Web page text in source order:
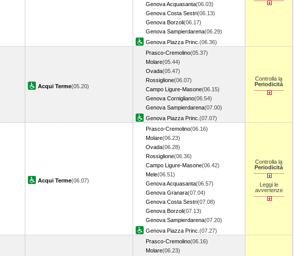
Genova Acquasanta(06.03)
Genova Costa Sestri(06.13)
Genova Borzoli(06.17)
Genova Sampierdarena(06.29)
Genova Piazza Princ. (06.36)
Acqui Terme(05.20)
Prasco-Cremolino(05.37)
Molare(05.44)
Ovada(05.47)
Rossiglione(06.07)
Campo Ligure-Masone(06.15)
Genova Cornigliano(06.54)
Genova Sampierdarena(07.00)
Genova Piazza Princ. (07.07)
Controlla la
Periodicità
Acqui Terme(06.07)
Prasco-Cremolino(06.16)
Molare(06.23)
Ovada(06.28)
Rossiglione(06.36)
Campo Ligure-Masone(06.42)
Mele(06.51)
Genova Acquasanta(06.57)
Genova Granara(07.04)
Genova Costa Sestri(07.08)
Genova Borzoli(07.13)
Genova Sampierdarena(07.20)
Genova Piazza Princ. (07.27)
Controlla la
Periodicità
Leggi le
avvertenze
Prasco-Cremolino(06.16)
Molare(06.23)